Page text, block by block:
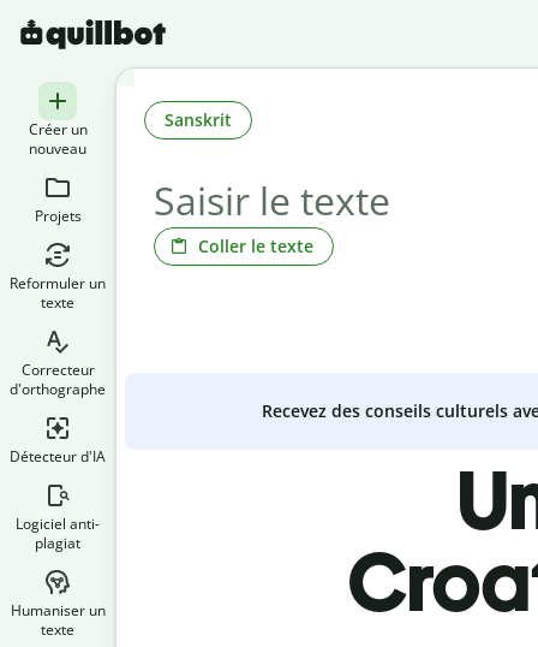
Créer un
nouveau
Projets
Reformuler un
texte
Correcteur
d'orthographe
Détecteur d'IA
Logiciel anti-
plagiat
Humaniser un
texte
Coller le texte
Sanskrit
Recevez des conseils culturels